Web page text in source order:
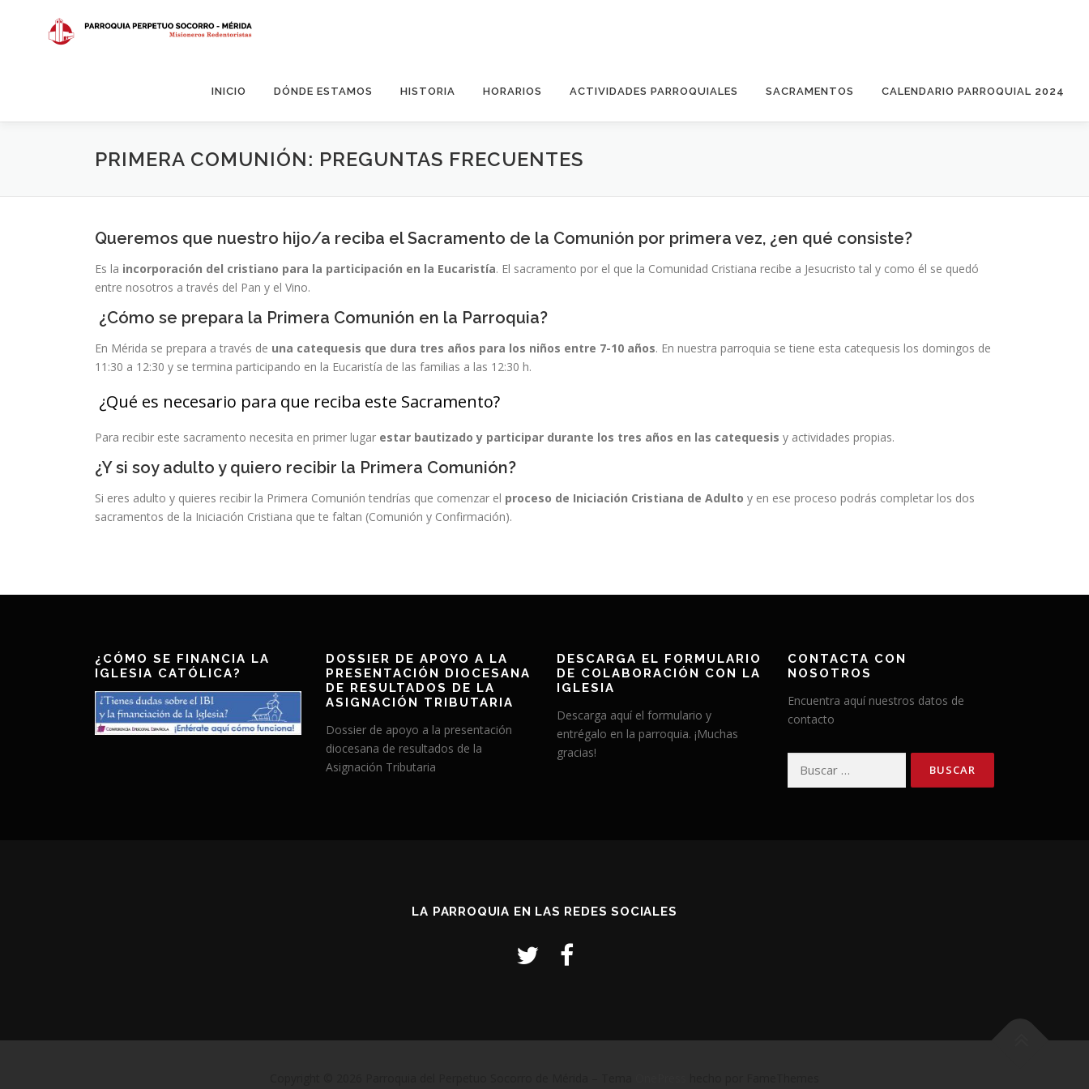
contenido
INICIO DÓNDE ESTAMOS HISTORIA HORARIOS ACTIVIDADES PARROQUIALES SACRAMENTOS CALENDARIO PARROQUIAL 2024
PRIMERA COMUNIÓN: PREGUNTAS FRECUENTES
Queremos que nuestro hijo/a reciba el Sacramento de la Comunión por primera vez, ¿en qué consiste?
Es la incorporación del cristiano para la participación en la Eucaristía. El sacramento por el que la Comunidad Cristiana recibe a Jesucristo tal y como él se quedó
entre nosotros a través del Pan y el Vino.
¿Cómo se prepara la Primera Comunión en la Parroquia?
En Mérida se prepara a través de una catequesis que dura tres años para los niños entre 7-10 años. En nuestra parroquia se tiene esta catequesis los domingos de
11:30 a 12:30 y se termina participando en la Eucaristía de las familias a las 12:30 h.
¿Qué es necesario para que reciba este Sacramento?
Para recibir este sacramento necesita en primer lugar estar bautizado y participar durante los tres años en las catequesis y actividades propias.
¿Y si soy adulto y quiero recibir la Primera Comunión?
Si eres adulto y quieres recibir la Primera Comunión tendrías que comenzar el proceso de Iniciación Cristiana de Adulto y en ese proceso podrás completar los dos
sacramentos de la Iniciación Cristiana que te faltan (Comunión y Confirmación).
¿CÓMO SE FINANCIA LA
IGLESIA CATÓLICA?
DOSSIER DE APOYO A LA
PRESENTACIÓN DIOCESANA
DE RESULTADOS DE LA
ASIGNACIÓN TRIBUTARIA
Dossier de apoyo a la presentación
diocesana de resultados de la
Asignación Tributaria
DESCARGA EL FORMULARIO
DE COLABORACIÓN CON LA
IGLESIA
Descarga aquí el formulario y
entrégalo en la parroquia. ¡Muchas
gracias!
CONTACTA CON
NOSOTROS
Encuentra aquí nuestros datos de
contacto
LA PARROQUIA EN LAS REDES SOCIALES